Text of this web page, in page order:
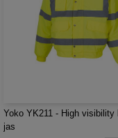
Yoko YK211 - High visibility
jas